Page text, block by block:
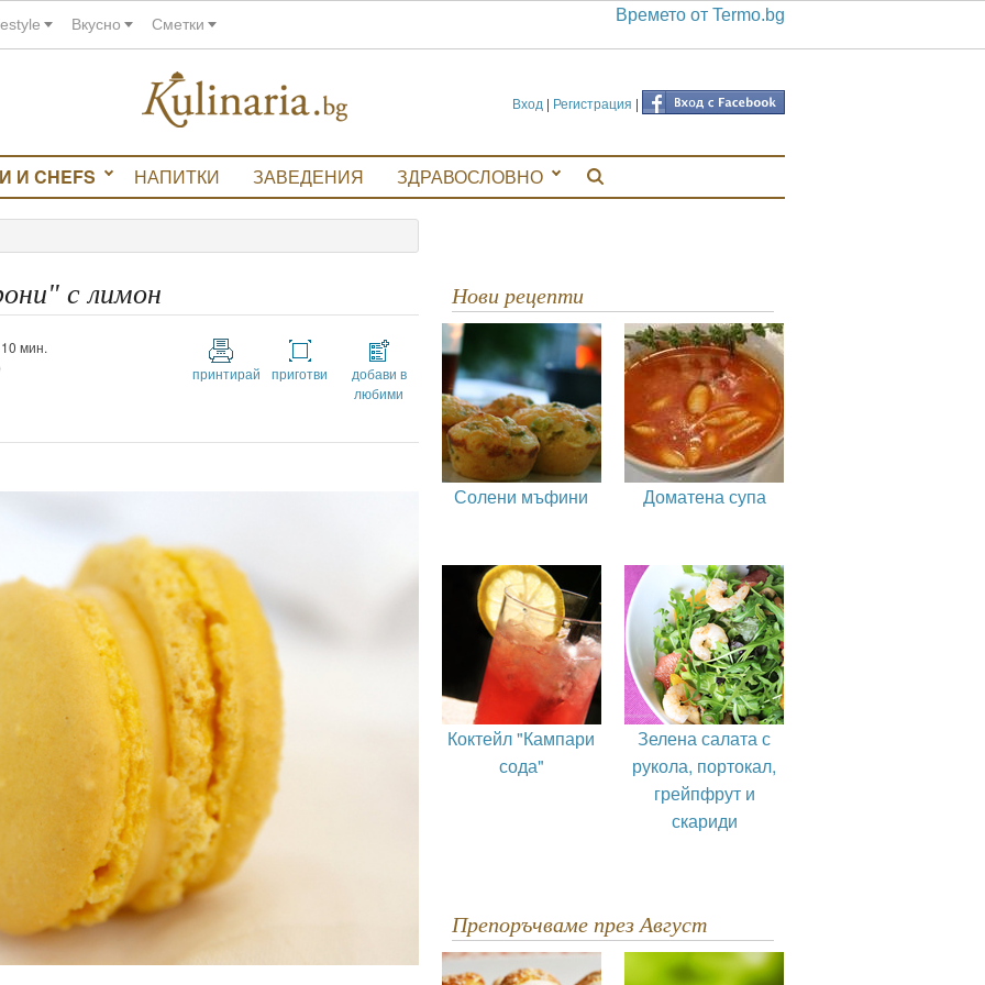
Вкусно Сметки Времето от Termo.bg
Вход | Регистрация |
И CHEFS НАПИТКИ ЗАВЕДЕНИЯ ЗДРАВОСЛОВНО
с лимон
мин.
принтирай приготви
добави в
любими
Нови рецепти
Солени мъфини Доматена супа
Коктейл "Кампари
сода"
Зелена салата с
рукола, портокал,
грейпфрут и
скариди
Препоръчваме през Август